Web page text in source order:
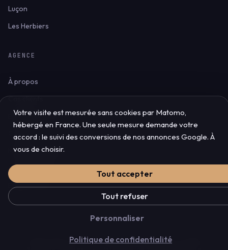
Luçon
Les Herbiers
AGENCE
À propos
Cas clients
Blog & ressources
Mentions légales
Confidentialité
Espace client
© 2026 Akyana — Agence web & Informatique en Vendée
Votre visite est mesurée sans cookies par Matomo,
hébergé en France. Une seule mesure demande votre
accord : le suivi des conversions de nos annonces Google. À
vous de choisir.
Tout accepter
Tout refuser
Personnaliser
Politique de confidentialité